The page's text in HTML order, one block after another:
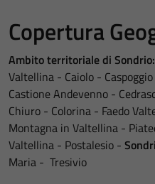
Copertura
Ambito territoriale di Sondrio:
Valtellina - Caiolo -
Castione Andevenno -
Chiuro - Colorina - Faedo
Montagna in Valtellina -
Valtellina - Postalesio -
Maria - Tresivio